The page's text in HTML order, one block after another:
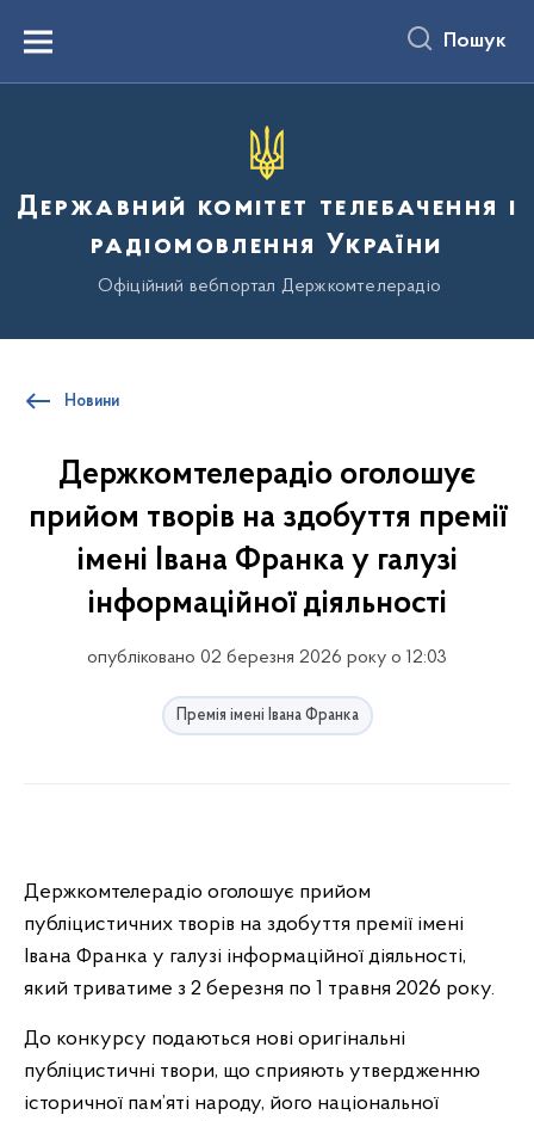
вмістуMenu Пошук
Державний комітет телебачення і
радіомовлення України
Офіційний вебпортал Держкомтелерадіо
Новини
Держкомтелерадіо оголошує
прийом творів на здобуття премії
імені Івана Франка у галузі
інформаційної діяльності
опубліковано 02 березня 2026 року о 12:03
Премія імені Івана Франка
Держкомтелерадіо оголошує прийом
публіцистичних творів на здобуття премії імені
Івана Франка у галузі інформаційної діяльності,
який триватиме з 2 березня по 1 травня 2026 року.
До конкурсу подаються нові оригінальні
публіцистичні твори, що сприяють утвердженню
історичної пам’яті народу, його національної